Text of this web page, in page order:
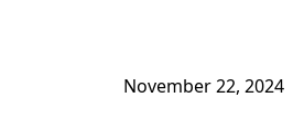
November 22, 2024